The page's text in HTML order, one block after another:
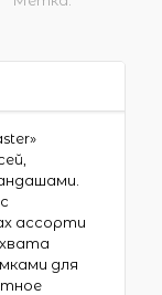
ассорти
для